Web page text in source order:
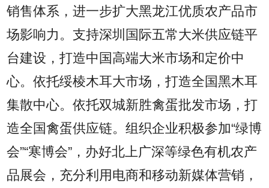
销售体系，进一步扩大黑龙江优质农产品市
场影响力。支持深圳国际五常大米供应链平
台建设，打造中国高端大米市场和定价中
心。依托绥棱木耳大市场，打造全国黑木耳
集散中心。依托双城新胜禽蛋批发市场，打
造全国禽蛋供应链。组织企业积极参加“绿博
会”“寒博会”，办好北上广深等绿色有机农产
品展会，充分利用电商和移动新媒体营销，